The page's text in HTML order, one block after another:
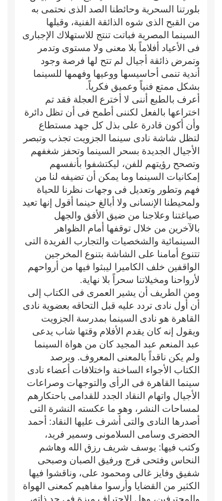
بلورتنا السحرية وحائطنا الصد الذى نحتمى به
من القبح الذى شوه الذائقة الفنية، وقبلها
السينما المصرية فباتت تنتج للاستهلاك الإجبارى
فى الأعياد أفلاماً بلا معنى ولا مستوى وتدمر
وتمرض ذائقة أجيال لم تتح لها فرصة وجود
أندية تنمى أحاسيسها ووعيها وفهمها للسينما
بشكل ممتع فنياً وعميق فكرياً.
أعرف بالطبع أننى لا أخترع العجلة فقد تم
اختراعها بالفعل لكننى أطمح فى أن تظل دائرة
وأن أكون قادرة على بذل كل جهد مستطاع
لتظل شاشة نادى سينما الجزويت تجذب وتبصر
الأجيال الجديدة بسحر السينما وتحفز شغفهم
وتصحح رؤيتهم للفن، ليكتشفوا بأنفسهم
إمكانيات السينما وما يمكن أن تضيفه لنا من
فهم وتطور وتعديل فى وجهات نظرنا للحياة
ولمحيطنا الإنسانى ولا أبالغ حينما أقول إنها تعيد
صياغتنا وعلاجنا من ضيق الأفق والجهل
بالآخرين من خلال توقفها أمام الظواهر
السينمائية والشخصيات والتجارب الفريدة التى
تتنوع أمامنا على الشاشة بتنوع المخرجين
الواقفين خلف الكاميرا ليبثوا فيها من أرواحهم
لأرواحنا ومخيلاتنا سحراً بلا نهاية.
ومن الطريف أن يشير العمرى فى الكتاب إلى
أن أول نادى تردد عليه قبل التحاقه بعضوية نادى
القاهرة هو نادى السينما بمدرسة الجزويت
ويقول إنه كان يقدم الأفلام وقتها شاب يدعى
عبد المنعم عبد المجيد كان من هواة السينما
ولم يكن ناقداً بالمعنى المعروف. ويرصد
الكتاب الأجواء الساخنة واختلافات أعضاء نادى
سينما القاهرة فى الرأى والتوجهات وصراعات
الأجيال واتهام النقاد الجدد للقدامى باحتكارهم
لمساحات النشر، وهو ما عكسته النشرة التى
أصدرها النادى والتى أشرف عليها النقاد: أحمد
الحضرى وسامى السلامونى وسمير فريد،
وكتب فيها: يوسف شريف رزق الله وهاشم
النحاس وفتحى فرج ورفيق الصبان وصبحى
شفيق وفايز غالى ومحمود على، وناقشوا فيها
الكثير من القضايا وأرسوا مفاهيم كمعنى الهواة
والمحترفين، وهل الاحتراف ميزة فى حد ذاته،